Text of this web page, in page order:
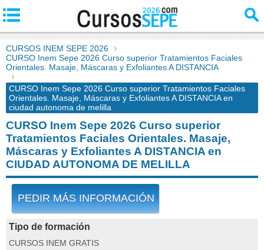
CURSOS INEM SEPE 2026
CURSO Inem Sepe 2026 Curso superior Tratamientos Faciales
Orientales. Masaje, Máscaras y Exfoliantes A DISTANCIA
CURSO Inem Sepe 2026 Curso superior Tratamientos Faciales
Orientales. Masaje, Máscaras y Exfoliantes A DISTANCIA en
ciudad autonoma de melilla
CURSO Inem Sepe 2026 Curso superior
Tratamientos Faciales Orientales. Masaje,
Máscaras y Exfoliantes A DISTANCIA en
CIUDAD AUTONOMA DE MELILLA
PEDIR MÁS INFORMACIÓN
Tipo de formación
CURSOS INEM GRATIS